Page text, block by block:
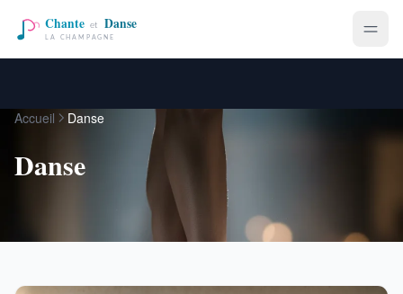
Accueil Danse
Danse